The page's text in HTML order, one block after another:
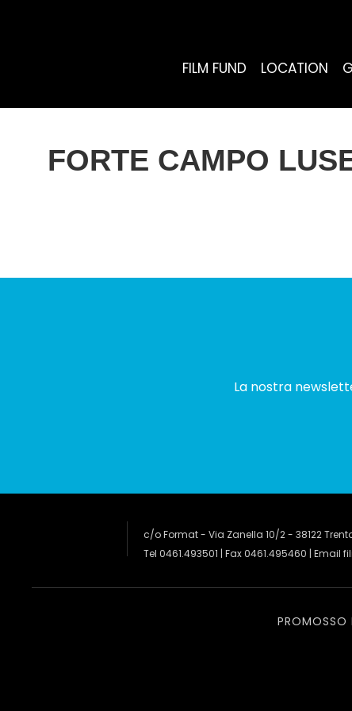
FILM FUND LOCATION
FORTE CAMPO
La nostra
c/o Format - Via Zanella 10/2 - 38122
Tel 0461.493501 | Fax 0461.495460 | Email
PROMOSSO